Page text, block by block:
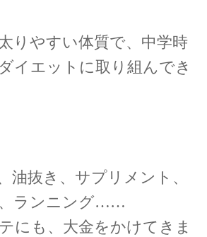
りやすい体質で、中学時
イエットに取り組んでき
油抜き、サプリメント、
ランニング……
にも、大金をかけてきま